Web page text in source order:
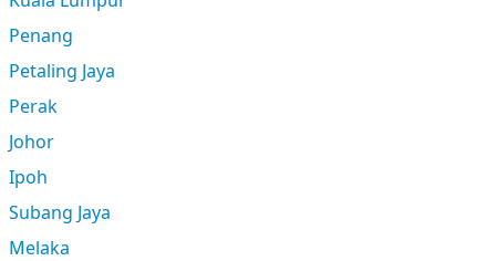
Penang
Petaling Jaya
Perak
Johor
Ipoh
Subang Jaya
Melaka